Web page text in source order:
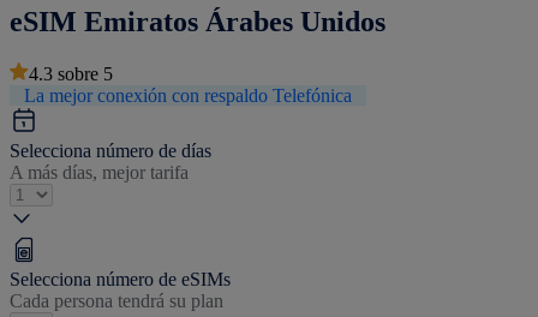
eSIM Emiratos Árabes Unidos
4.3 sobre 5
La mejor conexión con respaldo Telefónica
Selecciona número de días
A más días, mejor tarifa
Selecciona número de eSIMs
Cada persona tendrá su plan